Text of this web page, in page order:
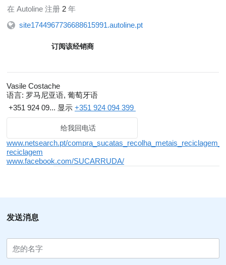
在 Autoline 注册 2 年
site1744967736688615991.autoline.pt
订阅该经销商
Vasile Costache
语言: 罗马尼亚语, 葡萄牙语
+351 924 09... 显示 +351 924 094 399
给我回电话
www.netsearch.pt/
reciclagem
www.facebook.com/SUCARRUDA/
发送消息